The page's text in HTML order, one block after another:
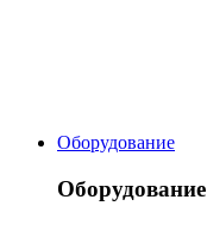
Оборудование
Оборудование